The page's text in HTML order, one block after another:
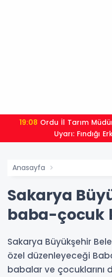
19:08
Uyarı: Fındığı
Anasayfa
Sakarya
baba-çocuk
Sakarya Büyükşehir
özel düzenleyeceği
babalar ve çocuklarını